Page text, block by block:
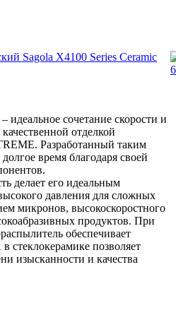
идеальное сочетание скорости и
отделкой
Разработанный таким
время благодаря своей
делает его идеальным
давления для сложных
микронов, высокоскоростного
продуктов. При
обеспечивает
стеклокерамике позволяет
изысканности и качества